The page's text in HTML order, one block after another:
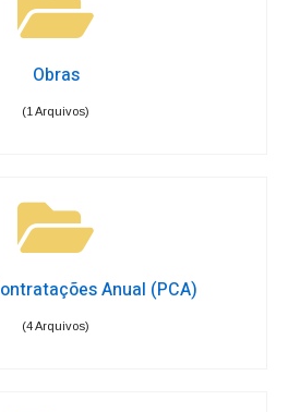
Obras
(1 Arquivos)
Anual (PCA)
(4 Arquivos)